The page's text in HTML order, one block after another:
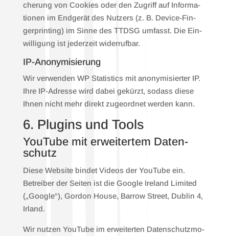
che­rung von Coo­kies oder den Zugriff auf Infor­ma­
tio­nen im End­ge­rät des Nut­zers (z. B. Device-Fin­
ger­prin­ting) im Sin­ne des TTDSG umfasst. Die Ein­
wil­li­gung ist jeder­zeit wider­ruf­bar.
IP-Anony­mi­sie­rung
Wir ver­wen­den WP Sta­tis­tics mit anony­mi­sier­ter IP.
Ihre IP-Adres­se wird dabei gekürzt, sodass die­se
Ihnen nicht mehr direkt zuge­ord­net wer­den kann.
6. Plug­ins und Tools
You­Tube mit erwei­ter­tem Daten­
schutz
Die­se Web­site bin­det Vide­os der You­Tube ein.
Betrei­ber der Sei­ten ist die Goog­le Ire­land Limi­t­ed
(„Goog­le“), Gor­don House, Bar­row Street, Dub­lin 4,
Irland.
Wir nut­zen You­Tube im erwei­ter­ten Daten­schutz­mo­